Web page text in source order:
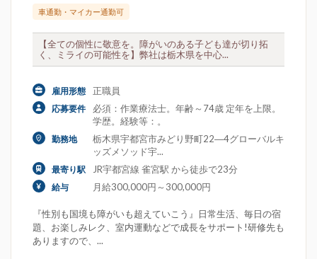
車通勤・マイカー通勤可
【全ての個性に敬意を。障がいのある子ども達が切り拓
く、ミライの可能性を】弊社は栃木県を中心...
雇用形態 正職員
応募要件
必須：作業療法士。年齢～74歳 定年を上限。
学歴。経験等：。
勤務地
栃木県宇都宮市みどり野町22―4グローバルキ
ッズメソッド宇...
最寄り駅 JR宇都宮線 雀宮駅 から徒歩で23分
給与 月給300,000円～300,000円
『性別も国境も障がいも超えていこう』日常生活、毎日の宿
題、お楽しみレク、室内運動などで成長をサポート!研修先も
ありますので、...